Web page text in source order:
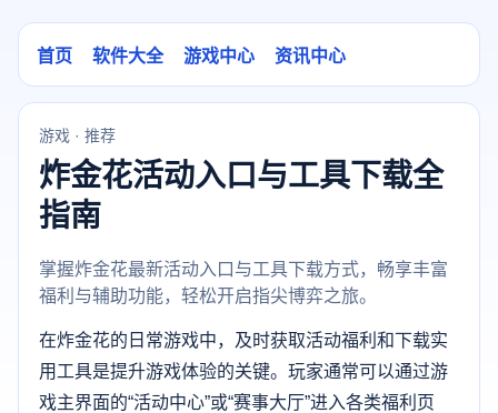
首页 软件大全 游戏中心 资讯中心
游戏 · 推荐
炸金花活动入口与工具下载全
指南
掌握炸金花最新活动入口与工具下载方式，畅享丰富
福利与辅助功能，轻松开启指尖博弈之旅。
在炸金花的日常游戏中，及时获取活动福利和下载实
用工具是提升游戏体验的关键。玩家通常可以通过游
戏主界面的“活动中心”或“赛事大厅”进入各类福利页